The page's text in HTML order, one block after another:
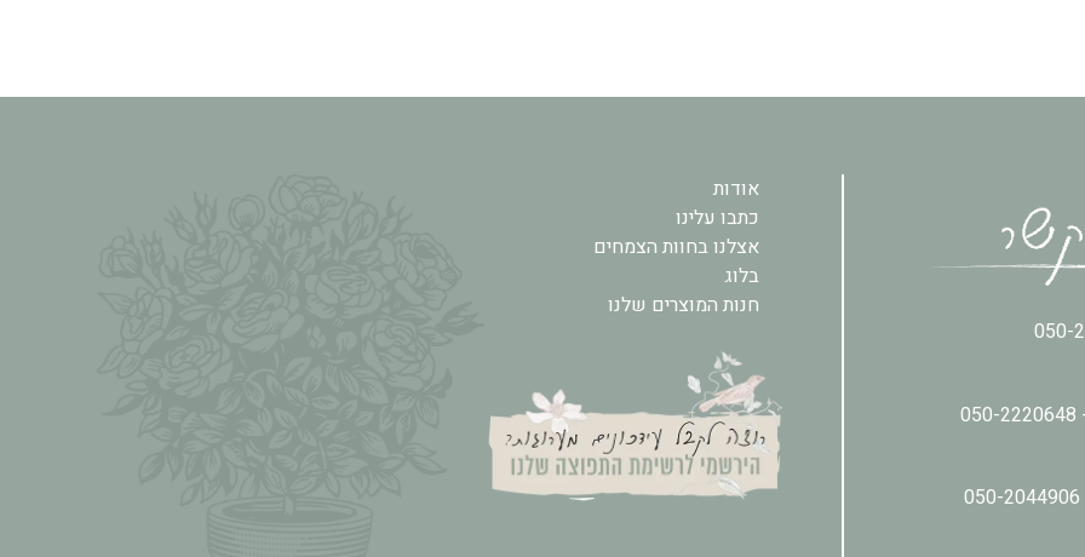
050-
050-2220648
050-2044906
אודות
כתבו עלינו
אצלנו בחוות הצמחים
בלוג
חנות המוצרים שלנו